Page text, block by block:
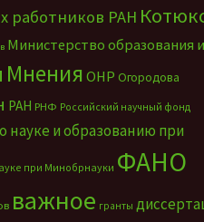
работников РАН
Министерство образования и
Мнения ОНР Огородова
РАН РНФ Российский научный фонд
науке и образованию при
при Минобрнауки ФАНО
важное гранты